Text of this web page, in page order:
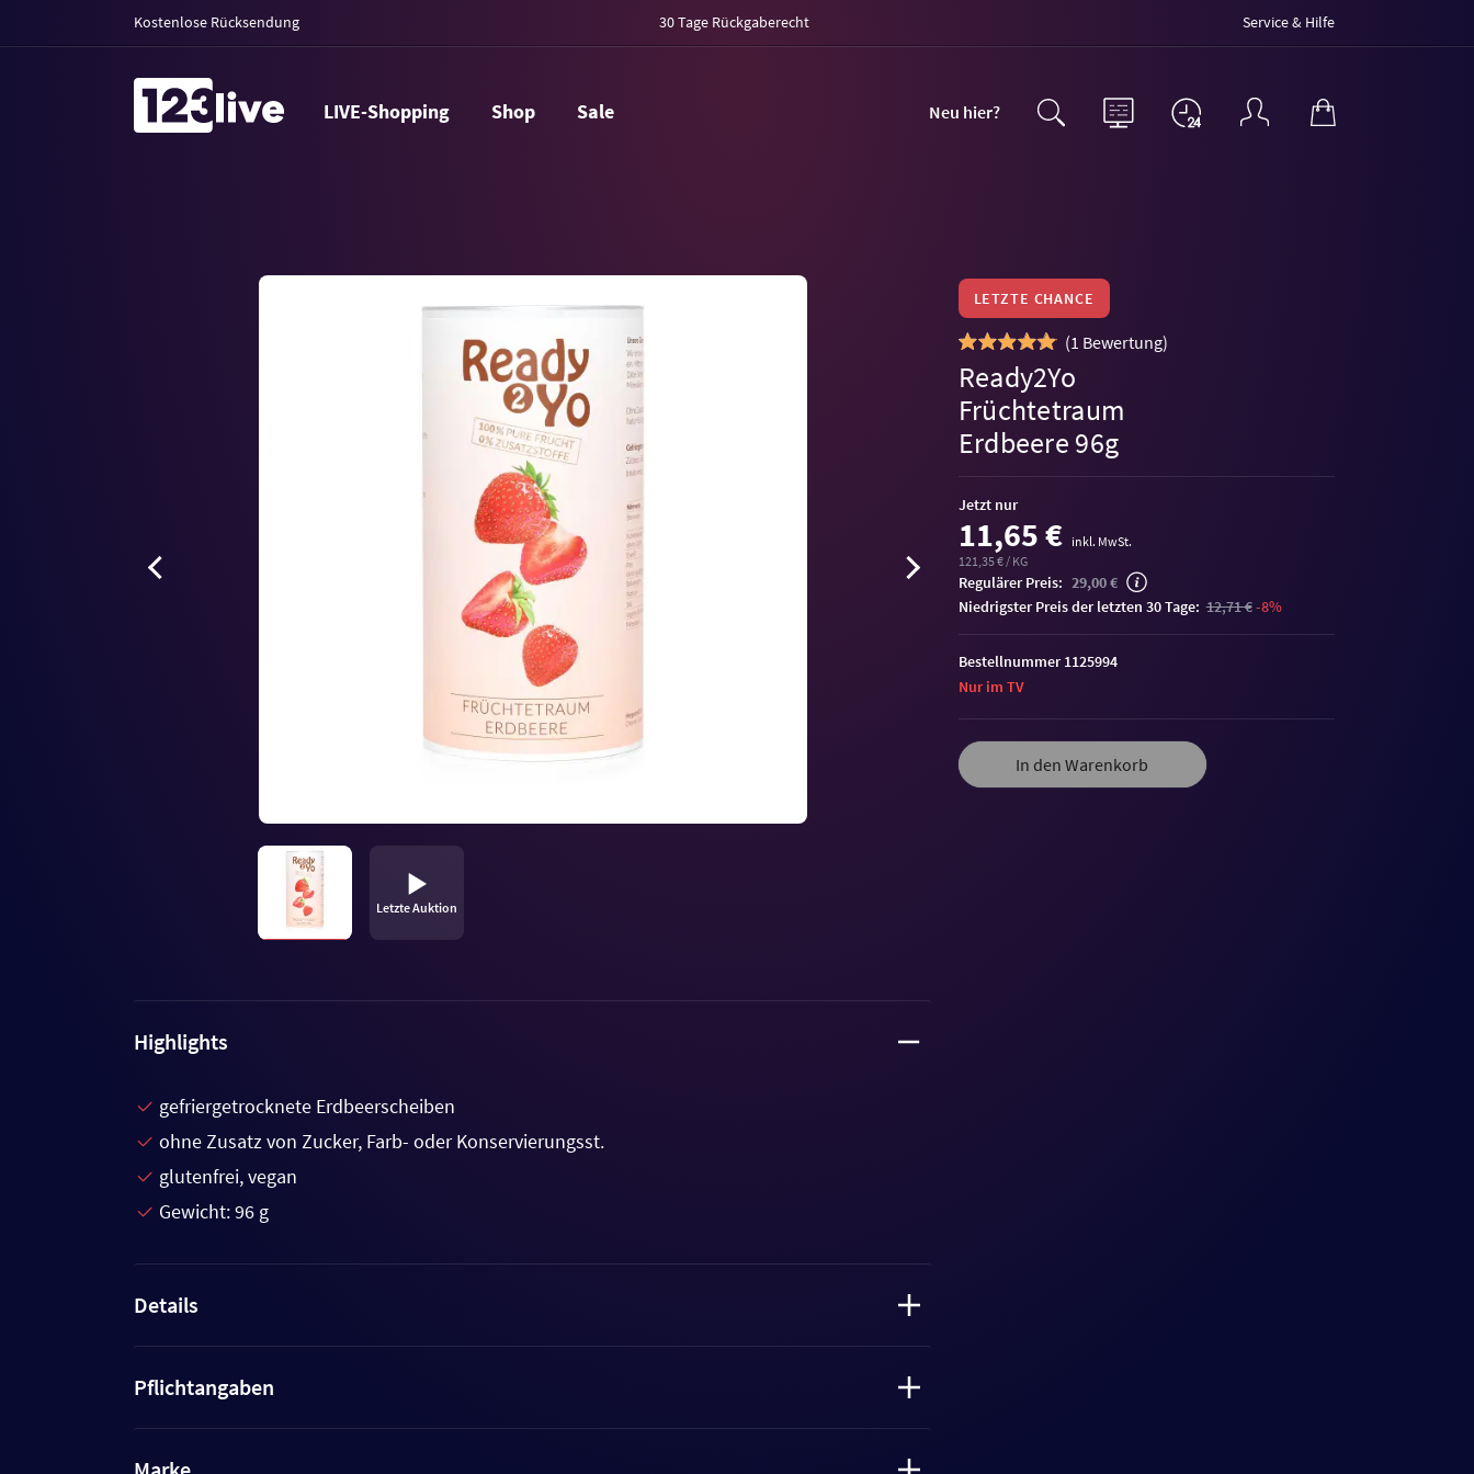
Kostenlose Rücksendung 30 Tage Rückgaberecht Service & Hilfe
LIVE-Shopping Shop Sale Neu hier?
90%
Letzte Auktion
LETZTE CHANCE
(1 Bewertung)
Ready2Yo
Früchtetraum
Erdbeere 96g
Jetzt nur
11,65 €
inkl. MwSt.
121,35 € / KG
Regulärer Preis: 29,00 €
niedrigster Preis der letzten 30 Tage: 12,71 €-8%
In den Warenkorb
Bestellnummer 1125994
Nur im TV
Highlights
gefriergetrocknete Erdbeerscheiben
ohne Zusatz von Zucker, Farb- oder Konservierungsst.
glutenfrei, vegan
Gewicht: 96 g
Details
Pflichtangaben